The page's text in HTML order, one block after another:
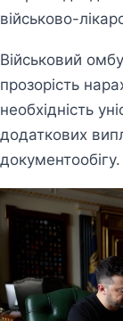
військово-
Військовий
прозорість
необхідність
додаткових
документообігу.